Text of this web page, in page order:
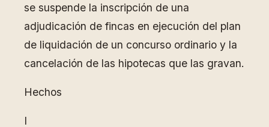
se suspende la inscripción de una
adjudicación de fincas en ejecución del plan
de liquidación de un concurso ordinario y la
cancelación de las hipotecas que las gravan.
Hechos
I